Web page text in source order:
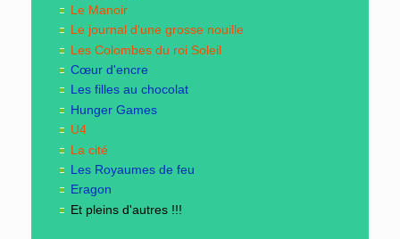
Le Manoir
Le journal d'une grosse nouille
Les Colombes du roi Soleil
Cœur d'encre
Les filles au chocolat
Hunger Games
U4
La cité
Les Royaumes de feu
Eragon
Et pleins d'autres !!!